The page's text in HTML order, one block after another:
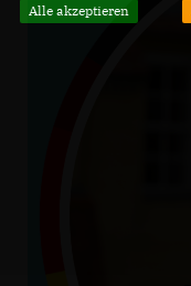
Alle akzeptieren